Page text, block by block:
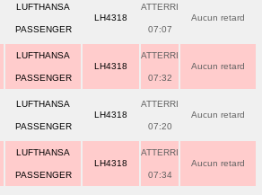
LUFTHANSA
PASSENGER
LH4318
ATTERRI
07:07
Aucun retard
LUFTHANSA
PASSENGER
LH4318
ATTERRI
07:32
Aucun retard
LUFTHANSA
PASSENGER
LH4318
ATTERRI
07:20
Aucun retard
LUFTHANSA
PASSENGER
LH4318
ATTERRI
07:34
Aucun retard